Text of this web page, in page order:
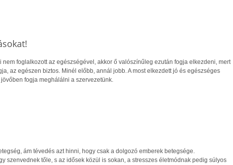
nem foglalkozott az egészségével, akkor ő valószínűleg ezután fogja elkezdeni, mert
az egészen biztos. Minél előbb, annál jobb. A most elkezdett jó és egészséges
fogja meghálálni a szervezetünk.
ám tévedés azt hinni, hogy csak a dolgozó emberek betegsége.
szenvednek tőle, s az idősek közül is sokan, a stresszes életmódnak pedig súlyos